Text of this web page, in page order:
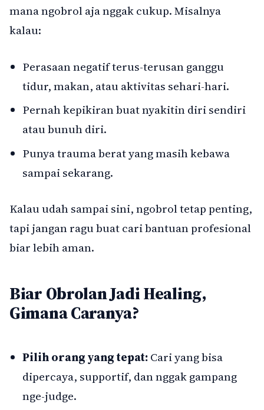
mana ngobrol aja nggak cukup. Misalnya
kalau:
Perasaan negatif terus-terusan ganggu
tidur, makan, atau aktivitas sehari-hari.
Pernah kepikiran buat nyakitin diri sendiri
atau bunuh diri.
Punya trauma berat yang masih kebawa
sampai sekarang.
Kalau udah sampai sini, ngobrol tetap penting,
tapi jangan ragu buat cari bantuan profesional
biar lebih aman.
Biar Obrolan Jadi Healing,
Gimana Caranya?
Pilih orang yang tepat:Cari yang bisa
dipercaya, supportif, dan nggak gampang
nge-judge.